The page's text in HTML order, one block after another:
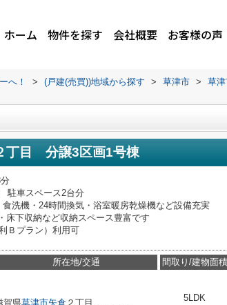
ホーム 物件を探す 会社概要 お客様の声
へ！ > (戸建(売買))地域から探す > 草津市 >
草
丁目 分譲3区画1号棟
駐車スペース2台分
洗機・24時間換気・浴室暖房乾燥機など設備充実
床下収納など収納スペース豊富です
Ｂプラン）利用可
所在地/交通
賀県草津市矢倉 ２丁目
間取り/建物面積
5LDK